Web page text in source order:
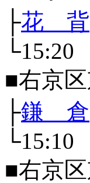
├花 背
■右京
├鎌 倉
■右京